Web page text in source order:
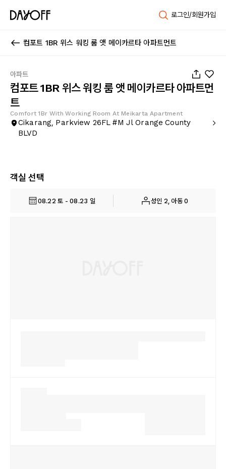
로그인/회원가입
컴포트 1BR 위스 워킹 룸 앳 메이카르타 아파트먼트
아파트
컴포트 1BR 위스 워킹 룸 앳 메이카르타 아파트먼
트
Comfort 1Br With Working Room At Meikarta Apartment
Cikarang, Parkview 26FL #M Jl Orange County
BLVD
객실 선택
08.22 토 - 08.23 일 성인 2, 아동 0